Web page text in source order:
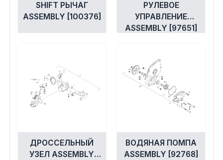
SHIFT РЫЧАГ
ASSEMBLY [100376]
РУЛЕВОЕ
УПРАВЛЕНИЕ
ASSEMBLY [97651]
ДРОССЕЛЬНЫЙ
УЗЕЛ ASSEMBLY
ВОДЯНАЯ ПОМПА
ASSEMBLY [92768]